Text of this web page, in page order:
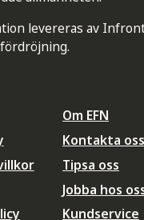
levereras av
Om EFN
Kontakta oss
Tipsa oss
Jobba hos
Kundservice